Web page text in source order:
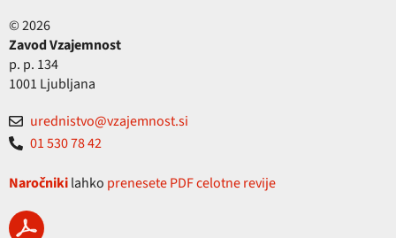
© 2026
Zavod Vzajemnost
p. p. 134
1001 Ljubljana
urednistvo@vzajemnost.si
01 530 78 42
Naročnikilahko prenesete PDF celotne revije